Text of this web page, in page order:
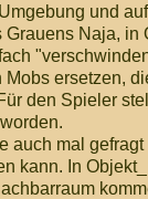
und
Grauens Naja, in
Mobs ersetzen,
den Spieler
auch mal
kann. In